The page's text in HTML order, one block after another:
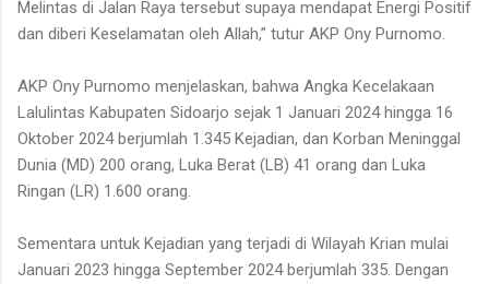
Melintas di Jalan Raya tersebut supaya mendapat Energi Positif
dan diberi Keselamatan oleh Allah,” tutur AKP Ony Purnomo.
AKP Ony Purnomo menjelaskan, bahwa Angka Kecelakaan
Lalulintas Kabupaten Sidoarjo sejak 1 Januari 2024 hingga 16
Oktober 2024 berjumlah 1.345 Kejadian, dan Korban Meninggal
Dunia (MD) 200 orang, Luka Berat (LB) 41 orang dan Luka
Ringan (LR) 1.600 orang.
Sementara untuk Kejadian yang terjadi di Wilayah Krian mulai
Januari 2023 hingga September 2024 berjumlah 335. Dengan